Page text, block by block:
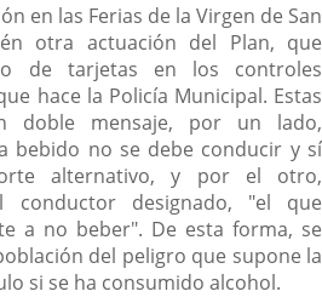
en las Ferias de la Virgen de San
otra actuación del Plan, que
de tarjetas en los controles
hace la Policía Municipal. Estas
doble mensaje, por un lado,
bebido no se debe conducir y sí
alternativo, y por el otro,
conductor designado, "el que
a no beber". De esta forma, se
del peligro que supone la
si se ha consumido alcohol.